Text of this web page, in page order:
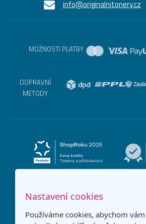
info@originalnitonery.cz
MOŽNOSTI PLATBY
DOPRAVNÍ
METODY
Nastavení cookies
Používáme cookies, abychom